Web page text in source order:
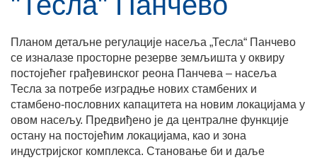
Планом детаљне регулације насеља „Тесла“ Панчево
се изналазе просторне резерве земљишта у оквиру
постојећег грађевинског реона Панчева – насеља
Тесла за потребе изградње нових стамбених и
стамбено-пословних капацитета на новим локацијама у
овом насељу. Предвиђено је да централне функције
остану на постојећим локацијама, као и зона
индустријског комплекса. Становање би и даље